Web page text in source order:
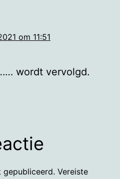
om 11:51
wordt vervolgd.
Vereiste